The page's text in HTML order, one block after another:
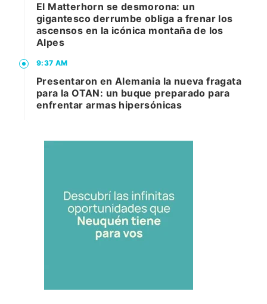
El Matterhorn se desmorona: un
gigantesco derrumbe obliga a frenar los
ascensos en la icónica montaña de los
Alpes
9:37 AM
Presentaron en Alemania la nueva fragata
para la OTAN: un buque preparado para
enfrentar armas hipersónicas